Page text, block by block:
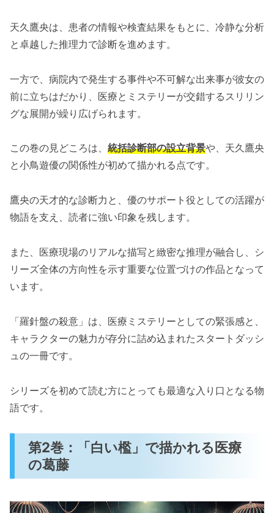
天久鷹央は、患者の情報や検査結果をもとに、冷静な分析
と卓越した推理力で診断を進めます。
一方で、病院内で発生する事件や不可解な出来事が彼女の
前に立ちはだかり、医療とミステリーが交錯するスリリン
グな展開が繰り広げられます。
この巻の見どころは、 統括診断部の設立背景や、天久鷹央
と小鳥遊優の関係性が初めて描かれる点です。
鷹央の天才的な診断力と、優のサポート役としての活躍が
物語を支え、読者に強い印象を残します。
また、医療現場のリアルな描写と緻密な推理が融合し、シ
リーズ全体の方向性を示す重要な位置づけの作品となって
います。
「羅針盤の殺意」は、医療ミステリーとしての緊張感と、
キャラクターの魅力が存分に詰め込まれたスタートダッシ
ュの一冊です。
シリーズを初めて読む方にとっても最適な入り口となる物
語です。
第2巻：「白い檻」で描かれる医療
の葛藤